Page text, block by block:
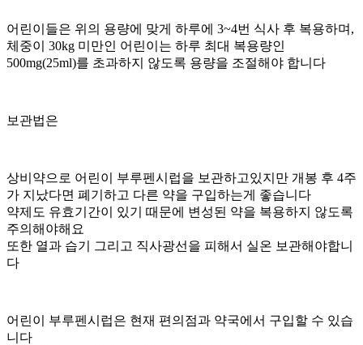
어린이들은 위의 용량에 맞게 하루에 3~4번 식사 후 복용하며,
체중이 30kg 미만인 어린이는 하루 최대 복용량인
500mg(25ml)를 초과하지 않도록 용량을 조절해야 합니다
보관법은
상비약으로 어린이 부루펜시럽을 보관하고있지만 개봉 후 4주
가 지났다면 폐기하고 다른 약을 구입하는게 좋습니다
약제도 유효기간이 있기 때문에 변성된 약을 복용하지 않도록
주의해야해요
또한 열과 습기 그리고 직사광선을 피해서 실온 보관해야합니
다
어린이 부루펜시럽은 현재 편의점과 약국에서 구입할 수 있습
니다